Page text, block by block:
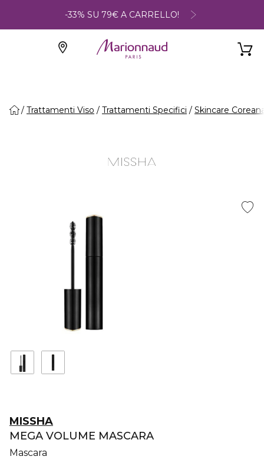
-33% SU 79€ A CARRELLO!
Trattamenti Viso Trattamenti Specifici Skincare
MISSHA
MEGA VOLUME MASCARA
Mascara